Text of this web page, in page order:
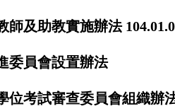
師及助教實施辦法
委員會設置辦法
位考試審查委員會組織辦